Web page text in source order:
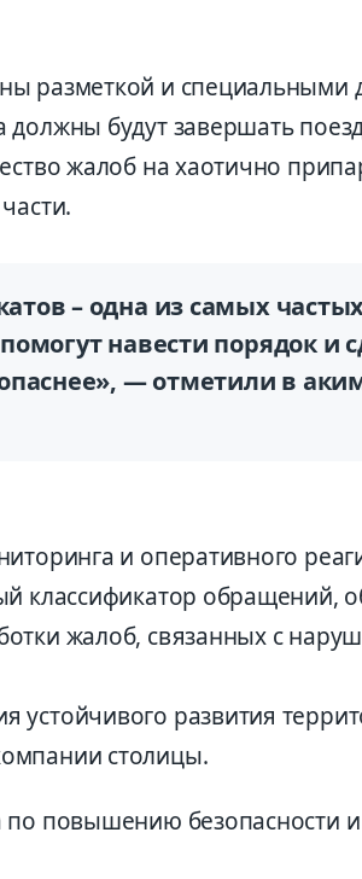
разметкой и
будут завершать
жалоб на хаотично
– одна из самых
навести порядок и
— отметили в
и оперативного
классификатор обращений,
жалоб, связанных с
устойчивого развития
столицы.
повышению безопасности и